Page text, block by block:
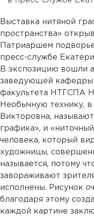
Выставка нитяной
пространства»
Патриаршем
пресс-службе
В экспозицию вошли
заведующей кафедры
факультета НТГСПА
Необычную технику,
Викторовна,
графика», и
человека, который
художницы,
называется, потому
завораживают
исполнены. Рисунок
благодаря этому
каждой картине